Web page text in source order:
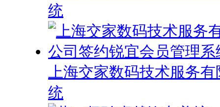
统
上海交家数码技术服务
统